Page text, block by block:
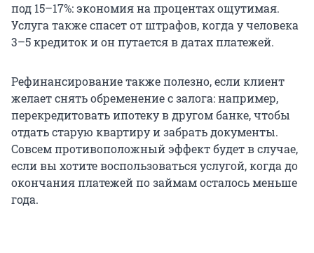
под 15–17%: экономия на процентах ощутимая.
Услуга также спасет от штрафов, когда у человека
3–5 кредиток и он путается в датах платежей.
Рефинансирование также полезно, если клиент
желает снять обременение с залога: например,
перекредитовать ипотеку в другом банке, чтобы
отдать старую квартиру и забрать документы.
Совсем противоположный эффект будет в случае,
если вы хотите воспользоваться услугой, когда до
окончания платежей по займам осталось меньше
года.